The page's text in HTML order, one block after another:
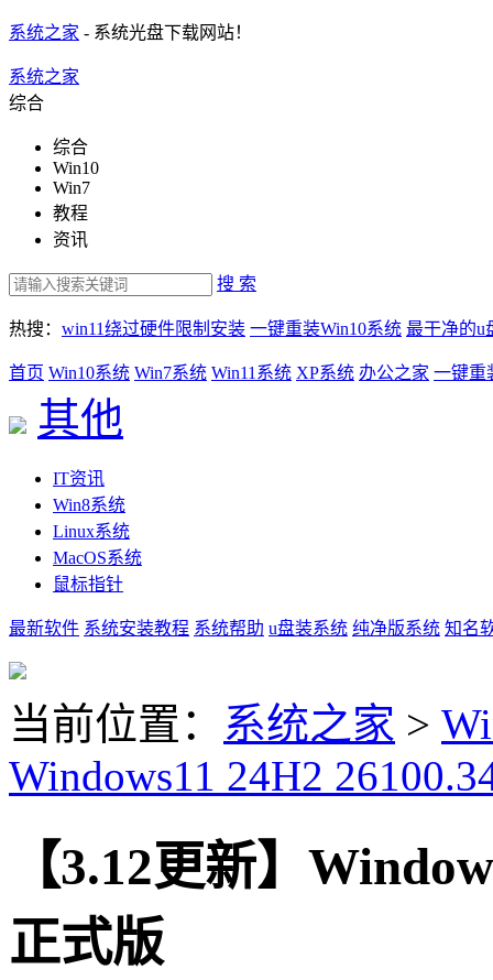
系统之家 - 系统光盘下载网站！
系统之家
综合
综合
Win10
Win7
教程
资讯
搜 索
热搜： win11绕过硬件限制安装 一键重装Win10系统 最干净的u
首页 Win10系统 Win7系统 Win11系统 XP系统 办公之家 一键重
其他
IT资讯
Win8系统
Linux系统
MacOS系统
鼠标指针
最新软件 系统安装教程 系统帮助 u盘装系统 纯净版系统 知名
当前位置： 系统之家 >
Windows11 24H2
【3.12更新】
正式版